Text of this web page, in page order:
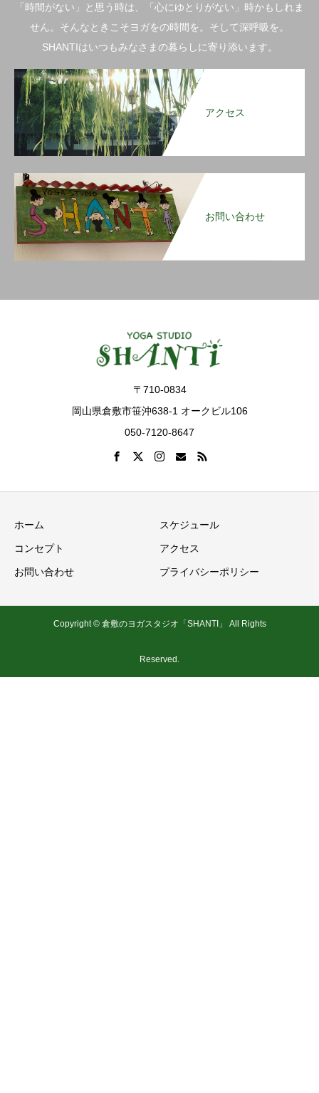
「時間がない」と思う時は、「心にゆとりがない」時かもしれま
せん。そんなときこそヨガをの時間を。そして深呼吸を。
SHANTIはいつもみなさまの暮らしに寄り添います。
アクセス
お問い合わせ
〒710-0834
岡山県倉敷市笹沖638-1 オークビル106
050-7120-8647
ホーム スケジュール
コンセプト アクセス
お問い合わせ プライバシーポリシー
Copyright © 倉敷のヨガスタジオ「SHANTI」 All Rights
Reserved.